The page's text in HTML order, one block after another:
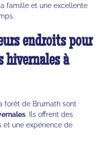
famille et une excellente
endroits pour
hivernales à
forêt de Brumath sont
. Ils offrent des
et une expérience de